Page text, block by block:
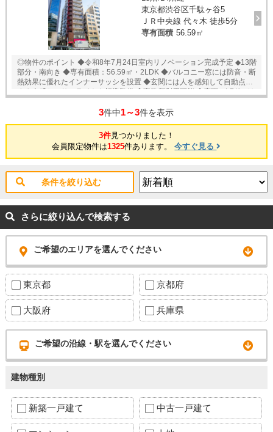
合わせ」フォームよりお問い合わせ下さい！業務に精通したスタッフが
丁寧に対応致します。ご来店が困難な場合は、ご希望場所でのお待ち合
わせも可能です。
東京都渋谷区千駄ヶ谷5
ＪＲ中央線 代々木 徒歩5分
専有面積 56.59㎡
◎物件のポイント ◆令和8年7月24日室内リノベーション完成予定 ◆13階
部分・南向き ◆専有面積：56.59㎡・2LDK ◆バルコニー窓には防音・断
熱効果に優れたインナーサッシを設置 ◆玄関には人を感知して自動点灯
する人感センサーライトを標準装備 ◆事務所利用可能 ◆廊下・LDKには
山手線・総武中央線【代々木】徒歩5分 ◆副都心【北参道】徒歩7分 ◆フ
徒歩8分 ココカラファインJR代々木駅前店 徒歩7分 新宿高島屋 徒歩7
分 新宿御苑 徒歩6分 代々木病院 徒歩9分 □管理組合協力金：5000円/
月（役員辞退時のみ） ★即日内覧可能物件！お好きな日時でご内覧可
能！★ 当店までお電話いただくか、もしくは24時間対応可能「内覧予
約・お問い合わせ」フォームよりお問い合わせ下さい！業務に精通した
スタッフが丁寧に対応致します。ご来店が困難な場合は、ご希望場所で
のお待ち合わせも可能です。
3件中1～3件を表示
3件見つかりました！
会員限定物件は1325件あります。今すぐ見る
条件を絞り込む
さらに絞り込んで検索する
ご希望のエリアを選んでください
東京都 京都府
大阪府 兵庫県
ご希望の沿線・駅を選んでください
建物種別
新築一戸建て 中古一戸建て